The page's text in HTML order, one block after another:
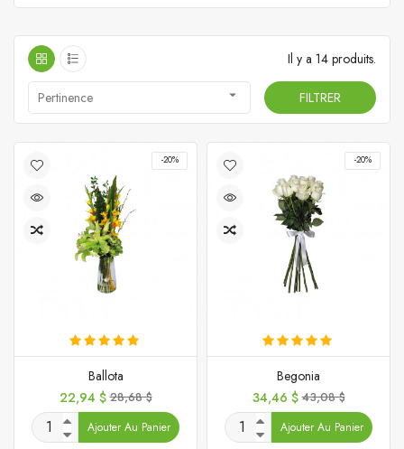
Il y a 14 produits.
Pertinence  FILTRER
-20%
Ballota
Prix
22,94 $Prix
de
base
28,68 $
Ajouter Au Panier
-20%
Begonia
Prix
34,46 $Prix
de
base
43,08 $
Ajouter Au Panier